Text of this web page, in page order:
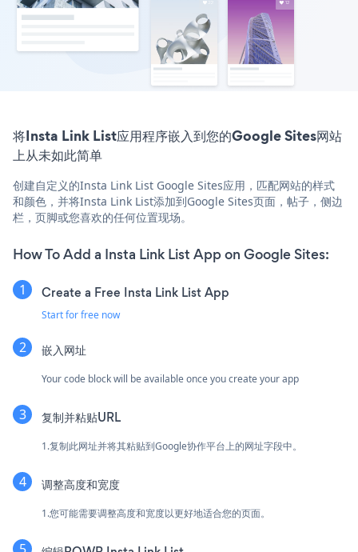
将Insta Link List应用程序嵌入到您的Google Sites网站
上从未如此简单
创建自定义的Insta Link List Google Sites应用，匹配网站的样式
和颜色，并将Insta Link List添加到Google Sites页面，帖子，侧边
栏，页脚或您喜欢的任何位置现场。
How To Add a Insta Link List App on Google Sites:
Create a Free Insta Link List App
Start for free now
嵌入网址
Your code block will be available once you create your app
复制并粘贴URL
1.复制此网址并将其粘贴到Google协作平台上的网址字段中。
调整高度和宽度
1.您可能需要调整高度和宽度以更好地适合您的页面。